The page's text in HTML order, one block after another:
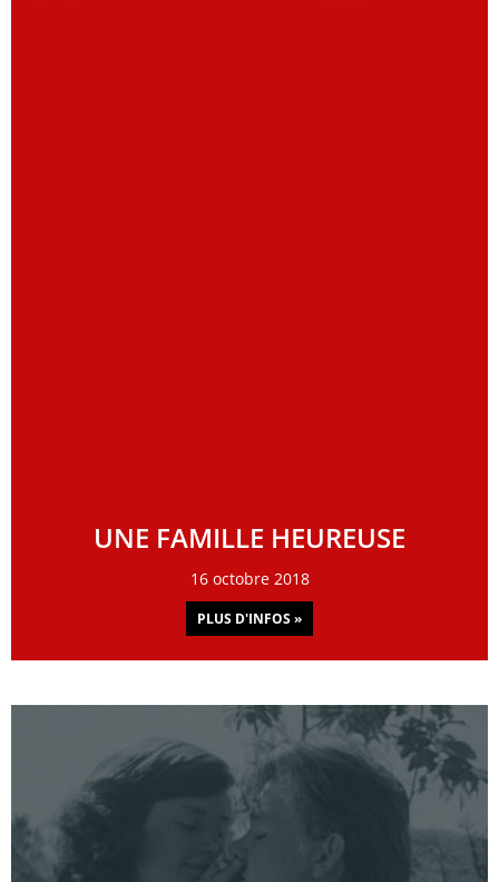
UNE FAMILLE HEUREUSE
16 octobre 2018
PLUS D'INFOS »